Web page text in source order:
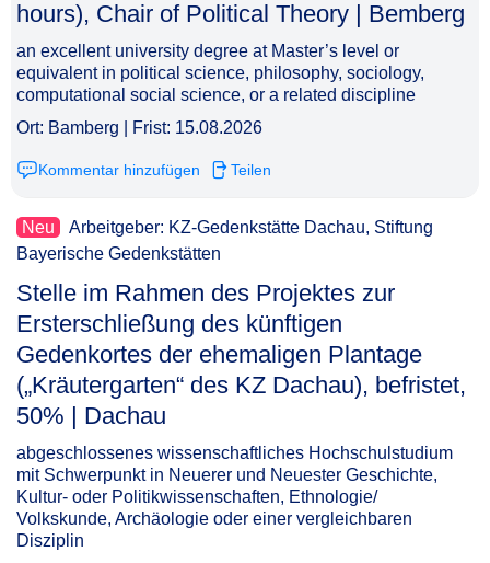
hours), Chair of Political Theory | Bemberg​‌‌‌‌​‌​‌‌‌‌‌​​​​‌​
an excellent university degree at Master’s level or
equivalent in political science, philosophy, sociology,
computational social science, or a related discipline
Ort: Bamberg | Frist: 15.08.2026
Kommentar hinzufügen Teilen
Neu
Arbeitgeber: KZ-Gedenkstätte Dachau, Stiftung
Bayerische Gedenkstätten
Stelle im Rahmen des Projektes zur
Ersterschließung des künftigen
Gedenkortes der ehemaligen Plantage
(„Kräutergarten“ des KZ Dachau), befristet,
50% | Dachau​‌‌‌‌​‌​‌‌‌‌‌​​​​​‌
abgeschlossenes wissenschaftliches Hochschulstudium
mit Schwerpunkt in Neuerer und Neuester Geschichte,
Kultur- oder Politikwissenschaften, Ethnologie/
Volkskunde, Archäologie oder einer vergleichbaren
Disziplin